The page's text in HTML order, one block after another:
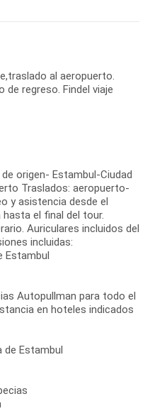
al aeropuerto.
regreso. Findel viaje
origen- Estambul-Ciudad
Traslados: aeropuerto-
y asistencia desde el
el final del tour.
Auriculares incluidos del
incluidas:
Estambul
Autopullman para todo el
en hoteles indicados
de Estambul